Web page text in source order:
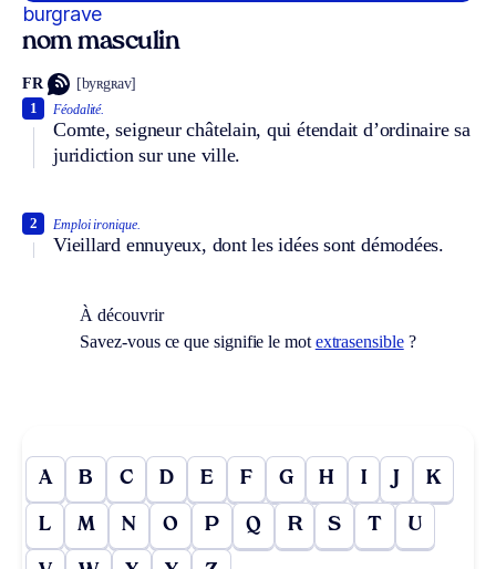
burgrave
nom masculin
FR [byʀgʀav]
Féodalité.
Comte, seigneur châtelain, qui étendait d’ordinaire sa
juridiction sur une ville.
1
Emploi ironique.
Vieillard ennuyeux, dont les idées sont démodées.
2
À découvrir
Savez-vous ce que signifie le mot extrasensible?
A B C D E F G H I J K
L M N O P Q R S T U